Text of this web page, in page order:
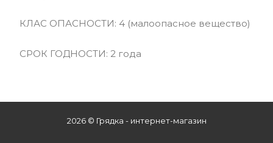
КЛАС ОПАСНОСТИ: 4 (малоопасное вещество)
СРОК ГОДНОСТИ: 2 года
2026 © Грядка - интернет-магазин